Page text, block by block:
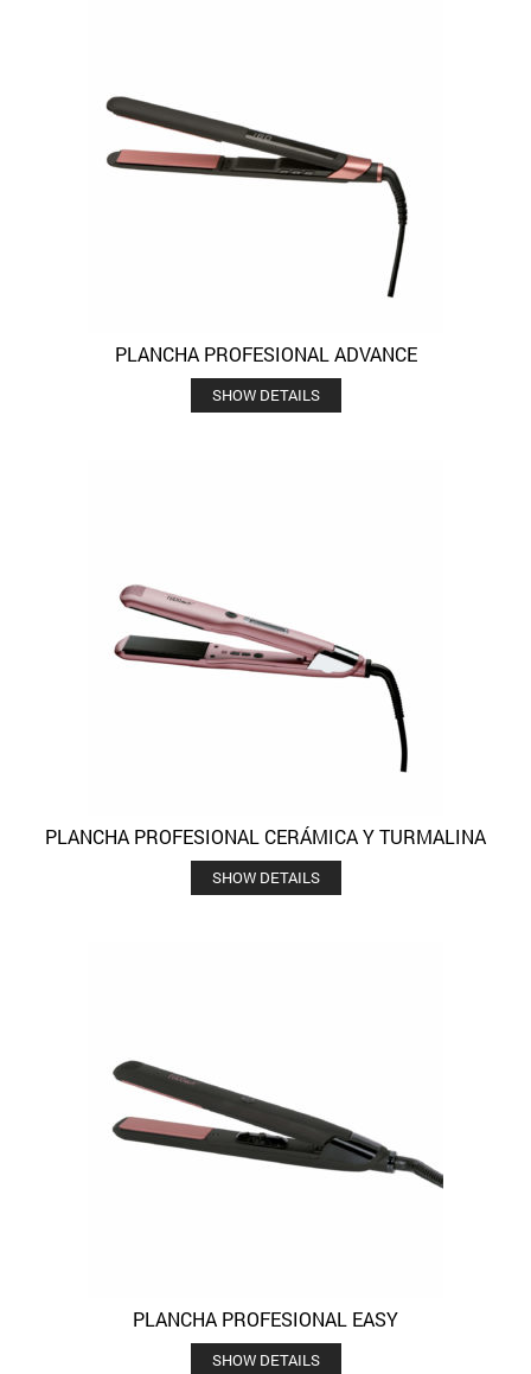
PLANCHA PROFESIONAL ADVANCE
SHOW DETAILS
PLANCHA PROFESIONAL CERÁMICA Y TURMALINA
SHOW DETAILS
PLANCHA PROFESIONAL EASY
SHOW DETAILS